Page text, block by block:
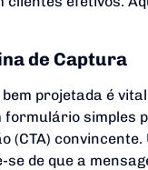
de Captura
projetada é
simples
(CTA) convincente.
de que a